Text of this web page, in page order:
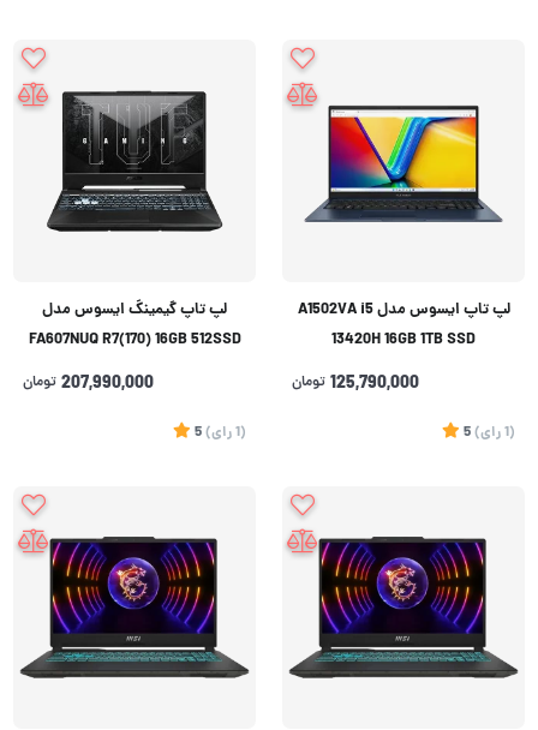
لپ تاپ ایسوس مدل ‌A1502VA i5
13420H 16GB 1TB SSD
125,790,000 تومان
(1 رای)
5
لپ تاپ گیمینگ ایسوس مدل
FA607NUQ R7(170) 16GB 512SSD
6GB(RTX4050)
207,990,000 تومان
(1 رای)
5